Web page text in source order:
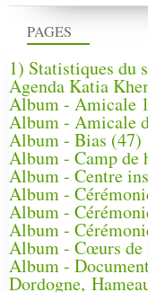
PAGES
1) Statistiques du
Agenda Katia
Album - Amicale
Album - Amicale
Album - Bias (47)
Album - Camp
Album - Centre
Album -
Album -
Album -
Album - Cœurs de
Album -
Dordogne,